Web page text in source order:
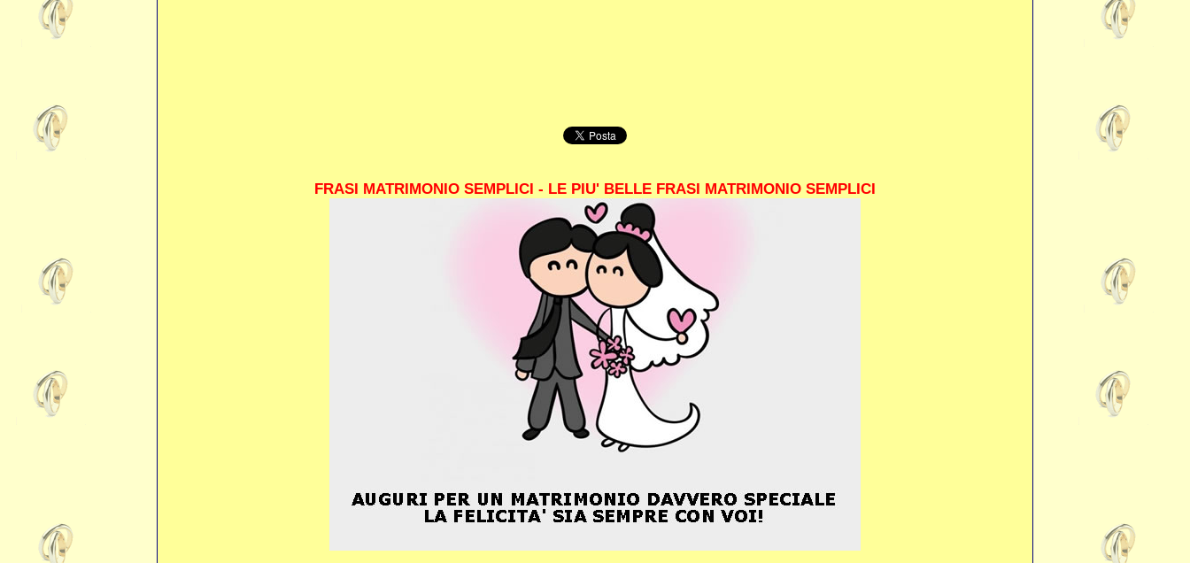
FRASI MATRIMONIO SEMPLICI - LE PIU' BELLE FRASI MATRIMONIO SEMPLICI